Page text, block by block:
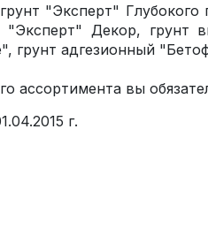
"Эксперт"
"Эксперт" Декор, грунт
грунт адгезионный
ассортимента вы
г.